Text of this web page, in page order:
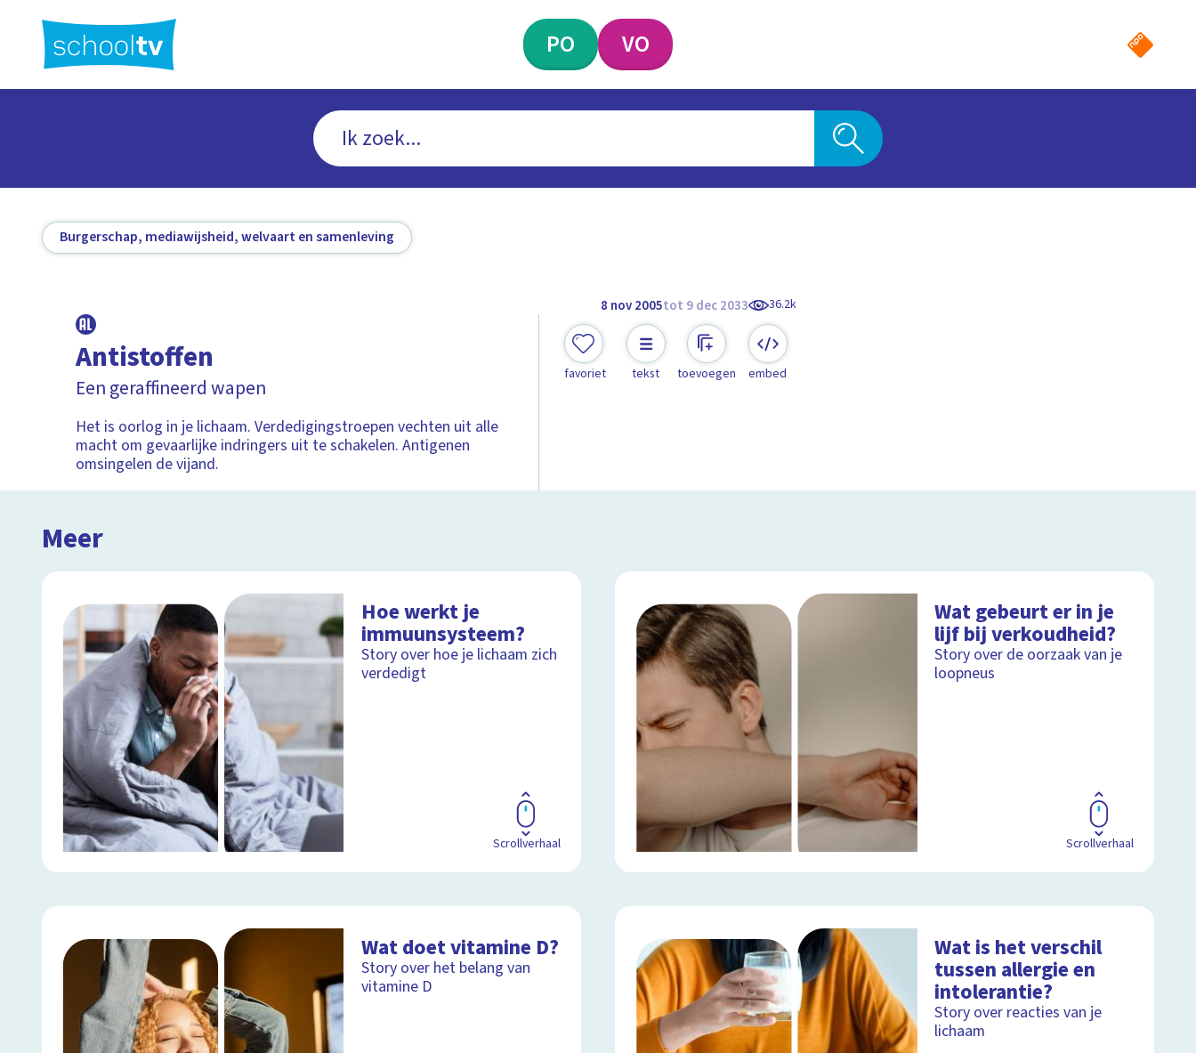
hoofdinhoud
PO VO
Burgerschap, mediawijsheid, welvaart en samenleving
8 nov 2005tot 9 dec 2033 36.2k
Antistoffen
Een geraffineerd wapen
Het is oorlog in je lichaam. Verdedigingstroepen vechten uit alle
macht om gevaarlijke indringers uit te schakelen. Antigenen
omsingelen de vijand.
favoriet tekst toevoegen embed
Meer
Hoe werkt je
immuunsysteem?
Story over hoe je lichaam zich
verdedigt
Scrollverhaal
Wat gebeurt er in je
lijf bij verkoudheid?
Story over de oorzaak van je
loopneus
Scrollverhaal
Wat doet vitamine D?
Story over het belang van
vitamine D
Wat is het verschil
tussen allergie en
intolerantie?
Story over reacties van je
lichaam